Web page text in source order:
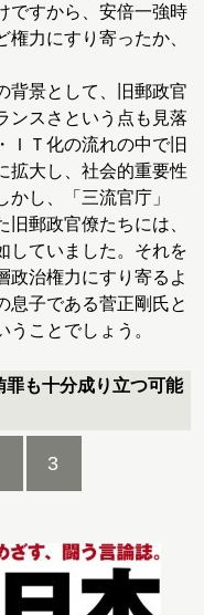
ですから、安倍一強時
力にすり寄ったか、
景として、旧郵政官
ンスさという点も見落
ＩＴ化の流れの中で旧
拡大し、社会的重要性
かし、「三流官庁」
旧郵政官僚たちには、
していました。それを
政治権力にすり寄るよ
息子である菅正剛氏と
ことでしょう。
罪も十分成り立つ可能
3